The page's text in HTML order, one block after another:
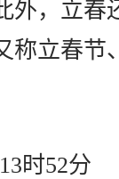
外，立春
称立春节
时52分